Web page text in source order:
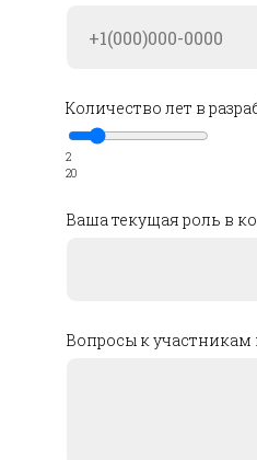
Количество лет в
2
20
Ваша текущая роль в
Вопросы к участникам